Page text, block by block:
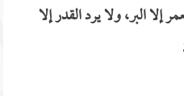
البر، ولا يرد القدر إلا